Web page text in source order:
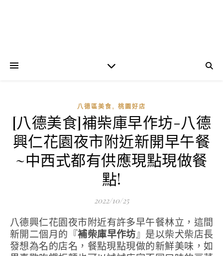
八德區美食 , 桃園好店
[八德美食]補柴庫早作坊-八德
興仁花園夜市附近新開早午餐
~中西式都有供應現點現做餐
點!
2022/10/25
八德興仁花園夜市附近有許多早午餐林立，這間
新開二個月的『補柴庫早作坊』是以柴犬柴店長
發想為名的店名，餐點現點現做的新鮮美味，如